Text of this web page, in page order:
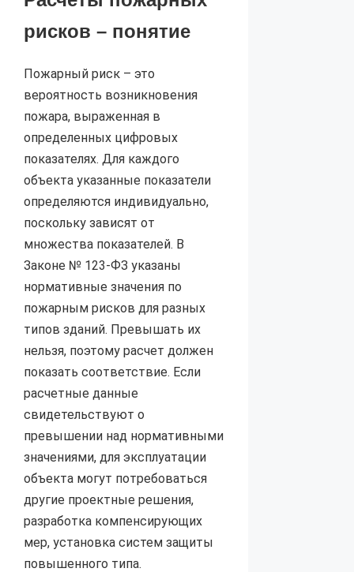
рисков – понятие
Пожарный риск – это
вероятность возникновения
пожара, выраженная в
определенных цифровых
показателях. Для каждого
объекта указанные показатели
определяются индивидуально,
поскольку зависят от
множества показателей. В
Законе № 123-ФЗ указаны
нормативные значения по
пожарным рисков для разных
типов зданий. Превышать их
нельзя, поэтому расчет должен
показать соответствие. Если
расчетные данные
свидетельствуют о
превышении над нормативными
значениями, для эксплуатации
объекта могут потребоваться
другие проектные решения,
разработка компенсирующих
мер, установка систем защиты
повышенного типа.